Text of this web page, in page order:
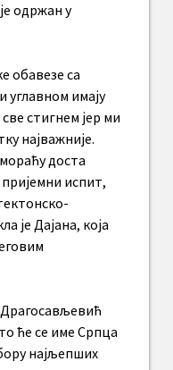
одржан у
обавезе са
имају
стигнем јер ми
најважније.
доста
испит,
је Дајана, која
ће се име Српца
најљепших